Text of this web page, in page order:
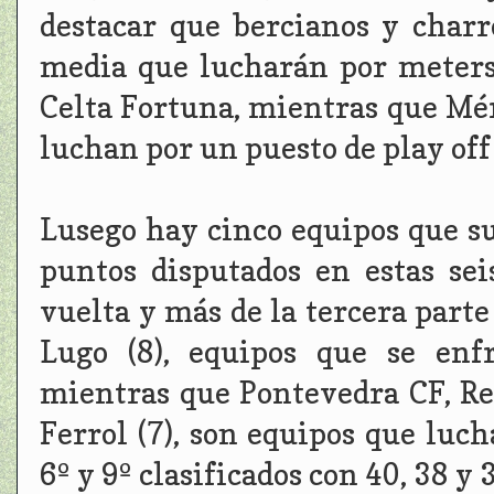
destacar que bercianos y
media que lucharán por
Celta Fortuna, mientras que
luchan por un puesto de play
Lusego hay cinco equipos que
puntos disputados en estas
vuelta y más de la tercera
Lugo (8), equipos que se
mientras que Pontevedra CF,
Ferrol (7), son equipos que
6º y 9º clasificados con 40, 38 y